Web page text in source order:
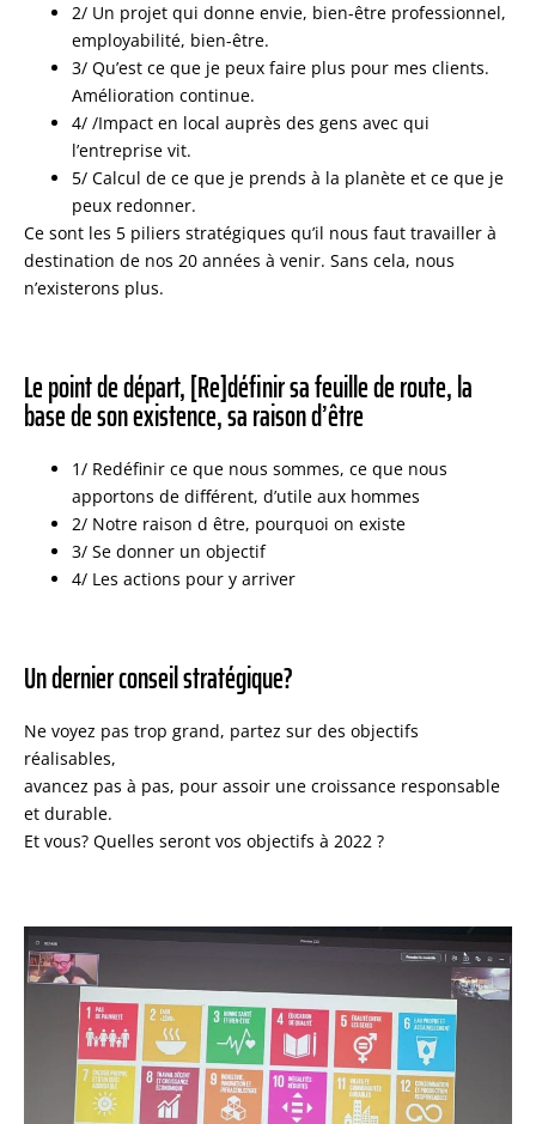
2/ Un projet qui donne envie, bien-être professionnel,
employabilité, bien-être.
3/ Qu’est ce que je peux faire plus pour mes clients.
Amélioration continue.
4/ /Impact en local auprès des gens avec qui
l’entreprise vit.
5/ Calcul de ce que je prends à la planète et ce que je
peux redonner.
Ce sont les 5 piliers stratégiques qu’il nous faut travailler à
destination de nos 20 années à venir. Sans cela, nous
n’existerons plus.
Le point de départ, [Re]définir sa feuille de route, la
base de son existence, sa raison d’être
1/ Redéfinir ce que nous sommes, ce que nous
apportons de différent, d’utile aux hommes
2/ Notre raison d être, pourquoi on existe
3/ Se donner un objectif
4/ Les actions pour y arriver
Un dernier conseil stratégique?
Ne voyez pas trop grand, partez sur des objectifs
réalisables,
avancez pas à pas, pour assoir une croissance responsable
et durable.
Et vous? Quelles seront vos objectifs à 2022 ?